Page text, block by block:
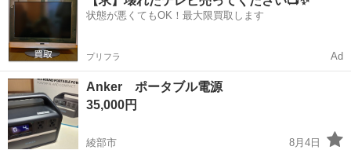
頻度は多くなく、ここ2年ほどはほとんど使っておりませんでした。
【新品価格】...
状態が悪くてもOK！最大限買取します
プリフラ Ad
Anker ポータブル電源
35,000円
綾部市
8月4日